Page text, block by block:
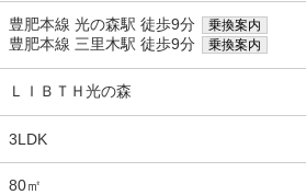
豊肥本線 光の森駅 徒歩9分 乗換案内
豊肥本線 三里木駅 徒歩9分 乗換案内
ＬＩＢＴＨ光の森
3LDK
80㎡